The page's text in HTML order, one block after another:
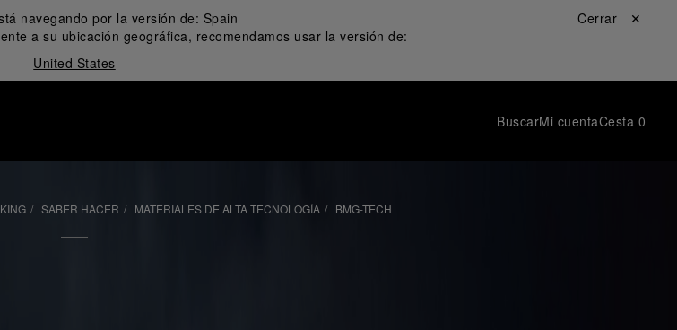
navegando por la versión de: Spain
a su ubicación geográfica, recomendamos usar la versión de:
United States
Cerrar ✕
BuscarMi cuentaCesta 0
SABER HACER MATERIALES DE ALTA TECNOLOGÍA BMG-TECH